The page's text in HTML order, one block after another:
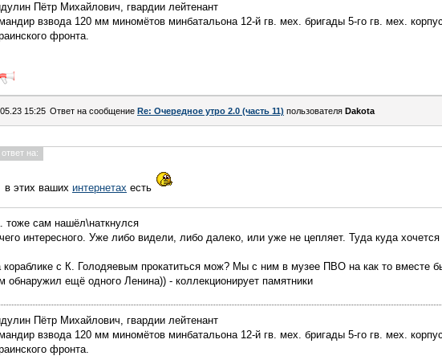
Пётр Михайлович, гвардии лейтенант
взвода 120 мм миномётов минбатальона 12-й гв. мех. бригады 5-го гв. мех.
фронта.
15:25 Ответ на сообщение Re: Очередное утро 2.0 (часть 11) пользователя Dаkota
на:
в этих ваших интернетах есть
тоже сам нашёл\наткнулся
интересного. Уже либо видели, либо далеко, или уже не цепляет. Туда куда
кораблике с К. Голодяевым прокатиться мож? Мы с ним в музее ПВО на как то вместе
обнаружил ещё одного Ленина)) - коллекционирует памятники
Пётр Михайлович, гвардии лейтенант
взвода 120 мм миномётов минбатальона 12-й гв. мех. бригады 5-го гв. мех.
фронта.